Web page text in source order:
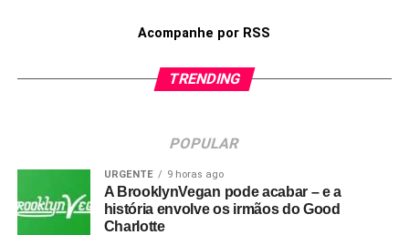
Acompanhe por RSS
TRENDING
POPULAR
URGENTE 9 horas ago
A BrooklynVegan pode acabar – e a
história envolve os irmãos do Good
Charlotte